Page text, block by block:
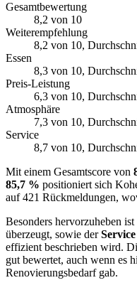
Gesamtbewertung
8,2 von 10
Weiterempfehlung
8,2 von 10,
Essen
8,3 von 10,
Preis-Leistung
6,3 von 10,
Atmosphäre
7,3 von 10,
Service
8,7 von 10,
Mit einem Gesamtscore von
85,7 % positioniert sich
auf 421 Rückmeldungen,
Besonders hervorzuheben ist
überzeugt, sowie derService
effizient beschrieben wird.
gut bewertet, auch wenn es
Renovierungsbedarf gab.